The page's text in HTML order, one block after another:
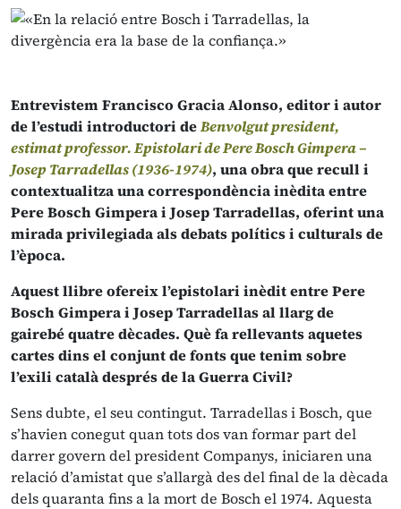
Entrevistem Francisco Gracia Alonso, editor i autor
de l’estudi introductori deBenvolgut president,
estimat professor. Epistolari de Pere Bosch Gimpera –
Josep Tarradellas (1936-1974), una obra que recull i
contextualitza una correspondència inèdita entre
Pere Bosch Gimpera i Josep Tarradellas, oferint una
mirada privilegiada als debats polítics i culturals de
l’època.
Aquest llibre ofereix l’epistolari inèdit entre Pere
Bosch Gimpera i Josep Tarradellas al llarg de
gairebé quatre dècades. Què fa rellevants aquetes
cartes dins el conjunt de fonts que tenim sobre
l’exili català després de la Guerra Civil?
Sens dubte, el seu contingut. Tarradellas i Bosch, que
s’havien conegut quan tots dos van formar part del
darrer govern del president Companys, iniciaren una
relació d’amistat que s’allargà des del final de la dècada
dels quaranta fins a la mort de Bosch el 1974. Aquesta